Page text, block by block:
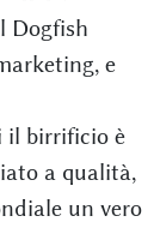
Dogfish
e
il birrificio è
a qualità,
un vero